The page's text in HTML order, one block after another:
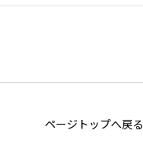
ページトップへ戻る